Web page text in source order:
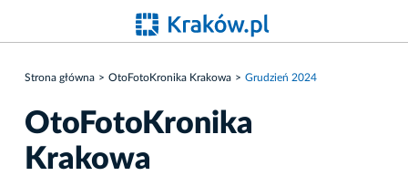
Strona główna OtoFotoKronika Krakowa Grudzień 2024
OtoFotoKronika
Krakowa